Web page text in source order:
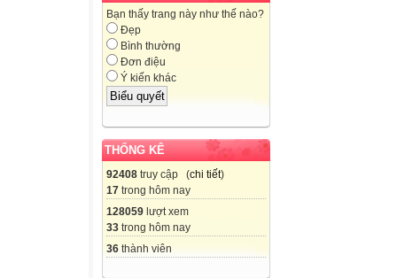
Bạn thấy trang này như thế nào?
Đẹp
Bình thường
Đơn điệu
Ý kiến khác
THỐNG KÊ
92408 truy cập (chi tiết)
17 trong hôm nay
128059 lượt xem
33 trong hôm nay
36 thành viên